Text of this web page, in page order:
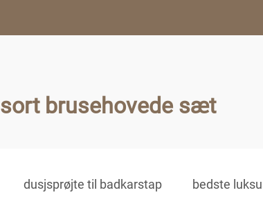
sort brusehovede sæt
dusjsprøjte til badkarstap bedste